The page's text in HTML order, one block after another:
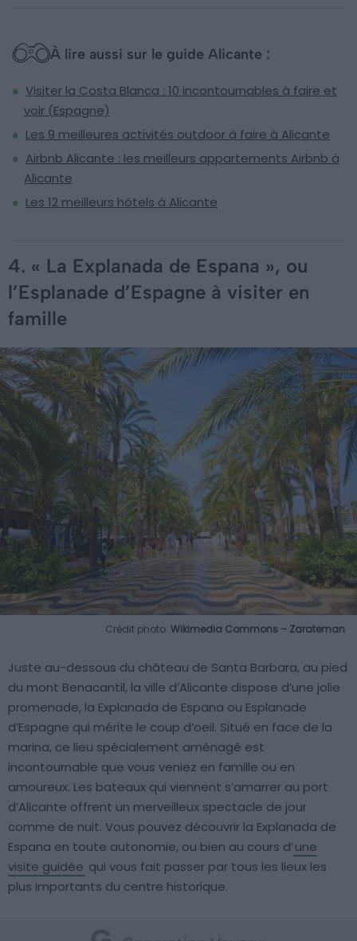
À lire aussi sur le guide Alicante :
Visiter la Costa Blanca : 10 incontournables à faire et
voir (Espagne)
Les 9 meilleures activités outdoor à faire à Alicante
Airbnb Alicante : les meilleurs appartements Airbnb à
Alicante
Les 12 meilleurs hôtels à Alicante
4. « La Explanada de Espana », ou
l’Esplanade d’Espagne à visiter en
famille
Crédit photo: Wikimedia Commons – Zarateman
Juste au-dessous du château de Santa Barbara, au pied
du mont Benacantil, la ville d’Alicante dispose d’une jolie
promenade, la Explanada de Espana ou Esplanade
d’Espagne qui mérite le coup d’oeil. Situé en face de la
marina, ce lieu spécialement aménagé est
incontournable que vous veniez en famille ou en
amoureux. Les bateaux qui viennent s’amarrer au port
d’Alicante offrent un merveilleux spectacle de jour
comme de nuit. Vous pouvez découvrir la Explanada de
Espana en toute autonomie, ou bien au cours d’une
visite guidée qui vous fait passer par tous les lieux les
plus importants du centre historique.